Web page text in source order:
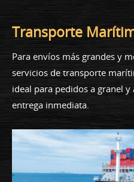
Transporte
Para envíos más grandes y
servicios de transporte
ideal para pedidos a granel
entrega inmediata.